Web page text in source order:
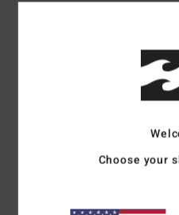
Italienische Scharniere
Leichtes CR-39-Glas für
Verfügbar als Wildlife
Choose your